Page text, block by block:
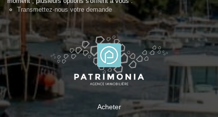
Transmettez-nous votre demande
Acheter